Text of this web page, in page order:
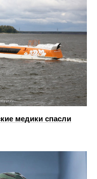
медики спасли